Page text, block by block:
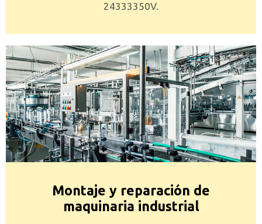
24333350V.
Montaje y reparación de
maquinaria industrial